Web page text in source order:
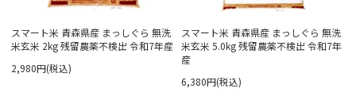
スマート米 青森県産 まっしぐら 無洗
米玄米 2kg 残留農薬不検出 令和7年産
2,980円(税込)
スマート米 青森県産 まっしぐら 無洗
米玄米 5.0kg 残留農薬不検出 令和7年
産
6,380円(税込)